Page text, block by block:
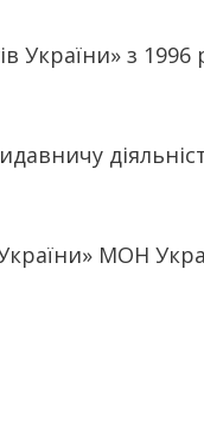
України» з 1996
МОН